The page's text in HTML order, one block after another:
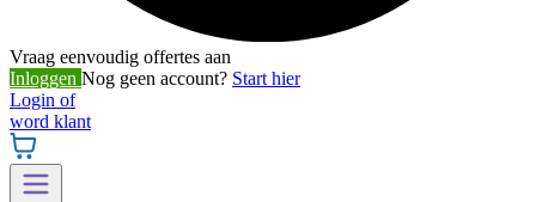
Vraag eenvoudig offertes aan
Inloggen Nog geen account? Start hier
Login of
word klant